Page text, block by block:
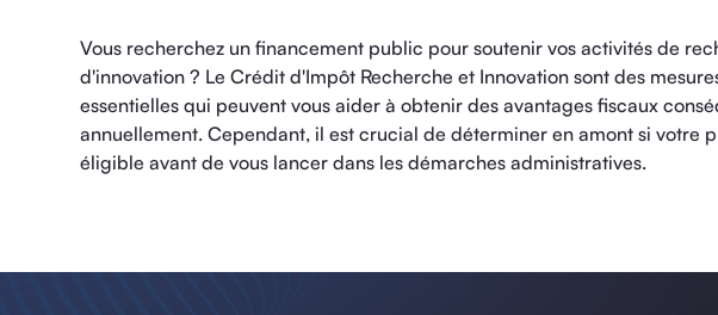
Vous recherchez un financement public pour soutenir vos activités de
d'innovation ? Le Crédit d'Impôt Recherche et Innovation sont des
essentielles qui peuvent vous aider à obtenir des avantages fiscaux
annuellement. Cependant, il est crucial de déterminer en amont si votre
éligible avant de vous lancer dans les démarches administratives.